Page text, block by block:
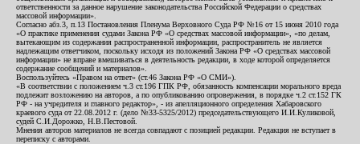
ответственности за данное нарушение законодательства Российской Федерации о средствах
массовой информации».
Согласно абз.3, п.13 Постановления Пленума Верховного Суда РФ №16 от 15 июня 2010 года
«О практике применения судами Закона РФ «О средствах массовой информации», «по делам,
вытекающим из содержания распространенной информации, распространитель не является
надлежащим ответчиком, поскольку исходя из положений Закона РФ «О средствах массовой
информации» не вправе вмешиваться в деятельность редакции, в ходе которой определяется
содержание сообщений и материалов».
Воспользуйтесь «Правом на ответ» (ст.46 Закона РФ «О СМИ»).
«В соответствии с положением ч.3 ст.196 ГПК РФ, обязанность компенсации морального вреда
подлежит возложению на авторов, а по опубликованию опровержения, в порядке ч.2 ст.152 ГК
РФ - на учредителя и главного редактор», - из апелляционного определения Хабаровского
краевого суда от 22.08.2012 г. (дело №33-5325/2012) председательствующего И.И.Куликовой,
судей С.И.Дорожко, Н.В.Пестовой.
Мнения авторов материалов не всегда совпадают с позицией редакции. Редакция не вступает в
переписку с авторами.